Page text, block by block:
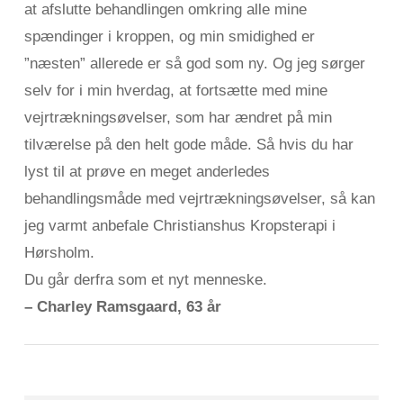
at afslutte behandlingen omkring alle mine
spændinger i kroppen, og min smidighed er
”næsten” allerede er så god som ny. Og jeg sørger
selv for i min hverdag, at fortsætte med mine
vejrtrækningsøvelser, som har ændret på min
tilværelse på den helt gode måde. Så hvis du har
lyst til at prøve en meget anderledes
behandlingsmåde med vejrtrækningsøvelser, så kan
jeg varmt anbefale Christianshus Kropsterapi i
Hørsholm.
Du går derfra som et nyt menneske.
– Charley Ramsgaard, 63 år